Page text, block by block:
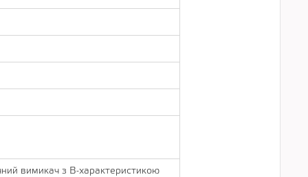
вимикач з B-характеристикою